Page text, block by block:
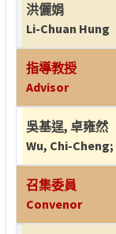
洪儷娟
Li-Chuan Hung
指導教授
Advisor
吳基逞, 卓雍然
Wu, Chi-Cheng;
召集委員
Convenor